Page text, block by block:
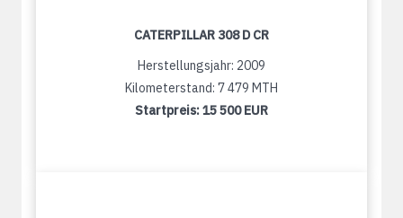
CATERPILLAR 308 D CR
Herstellungsjahr: 2009
Kilometerstand: 7 479 MTH
Startpreis:15 500 EUR